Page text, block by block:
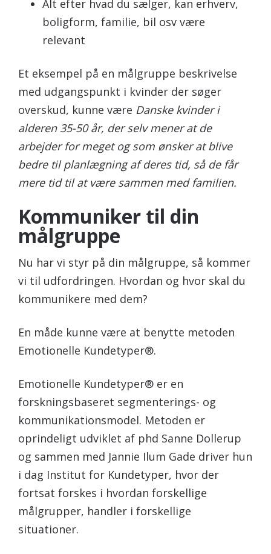
Alt efter hvad du sælger, kan erhverv,
boligform, familie, bil osv være
relevant
Et eksempel på en målgruppe beskrivelse
med udgangspunkt i kvinder der søger
overskud, kunne være Danske kvinder i
alderen 35-50 år, der selv mener at de
arbejder for meget og som ønsker at blive
bedre til planlægning af deres tid, så de får
mere tid til at være sammen med familien.
Kommuniker til din
målgruppe
Nu har vi styr på din målgruppe, så kommer
vi til udfordringen. Hvordan og hvor skal du
kommunikere med dem?
En måde kunne være at benytte metoden
Emotionelle Kundetyper®.
Emotionelle Kundetyper® er en
forskningsbaseret segmenterings- og
kommunikationsmodel. Metoden er
oprindeligt udviklet af phd Sanne Dollerup
og sammen med Jannie Ilum Gade driver hun
i dag Institut for Kundetyper, hvor der
fortsat forskes i hvordan forskellige
målgrupper, handler i forskellige
situationer.